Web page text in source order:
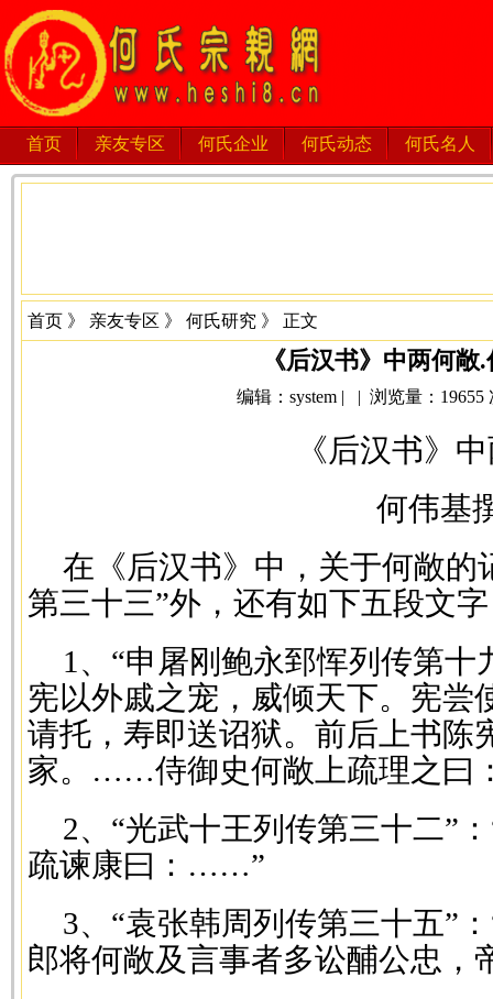
首页 亲友专区 何氏企业 何氏动态 何氏名人
首页 》 亲友专区 》 何氏研究 》 正文
《后汉书》中两何敞
编辑：system | | 浏览量：19655
《后汉书》
何伟基
在《后汉书》中，关于何敞的
第三十三”外，还有如下五段文
1、“申屠刚鲍永郅恽列传第十
宪以外戚之宠，威倾天下。宪尝
请托，寿即送诏狱。前后上书陈
家。……侍御史何敞上疏理之
2、“光武十王列传第三十二”
疏谏康曰：……”
3、“袁张韩周列传第三十五”
郎将何敞及言事者多讼酺公忠，